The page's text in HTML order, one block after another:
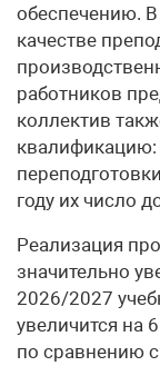
обеспечению.
качестве
работников
коллектив
квалификацию:
году их число
Реализация
значительно
2026/2027
увеличится на
по сравнению